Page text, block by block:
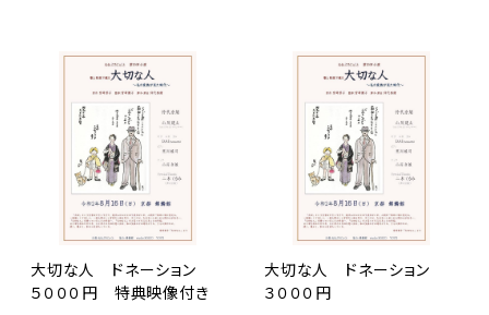
大切な人 ドネーション
５０００円 特典映像付き
大切な人 ドネーション
３０００円